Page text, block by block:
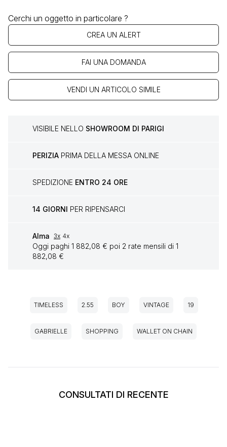
Cerchi un oggetto in particolare ?
CREA UN ALERT
FAI UNA DOMANDA
VENDI UN ARTICOLO SIMILE
VISIBILE NELLO SHOWROOM DI PARIGI
PERIZIA PRIMA DELLA MESSA ONLINE
SPEDIZIONE ENTRO 24 ORE
14 GIORNI PER RIPENSARCI
Alma 3x 4x
Oggi paghi 1 882,08 € poi 2 rate mensili di 1
882,08 €
TIMELESS 2.55 BOY VINTAGE 19
GABRIELLE SHOPPING WALLET ON CHAIN
CONSULTATI DI RECENTE